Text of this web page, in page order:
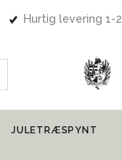
Hurtig levering 1-
JULETRÆSPYNT